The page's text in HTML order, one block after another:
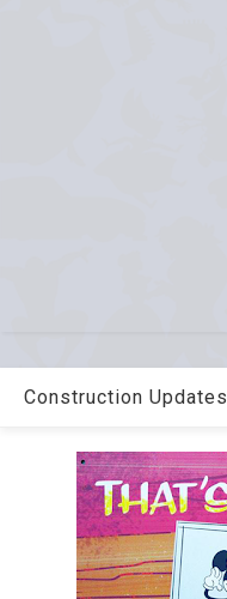
Construction Updates